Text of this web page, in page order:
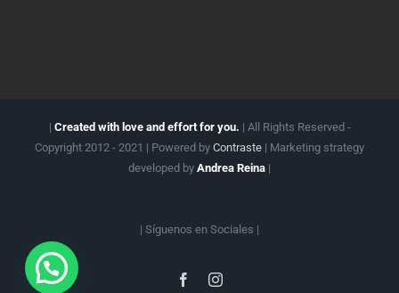
| Created with love and effort for you. | All Rights Reserved -
Copyright 2012 - 2021 | Powered by Contraste | Marketing strategy
developed by Andrea Reina |
| Síguenos en Sociales |
FacebookInstagram